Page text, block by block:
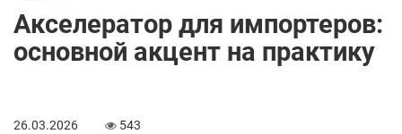
Акселератор для импортеров:
основной акцент на практику
26.03.2026 543